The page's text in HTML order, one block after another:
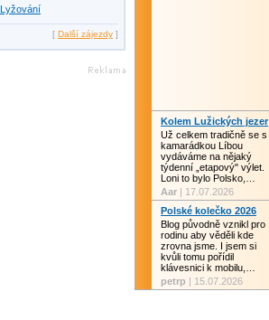
Lyžování
[ Další zájezdy ]
Kolem Lužických jezer
Už celkem tradičně se s
kamarádkou Líbou
vydáváme na nějaký
týdenní „etapový" výlet.
Loni to bylo Polsko,…
Aar | 17.07.2026
Polské kolečko 2026
Blog původně vznikl pro
rodinu aby věděli kde
zrovna jsme. I jsem si
kvůli tomu pořídil
klávesnici k mobilu,…
petrp | 15.07.2026